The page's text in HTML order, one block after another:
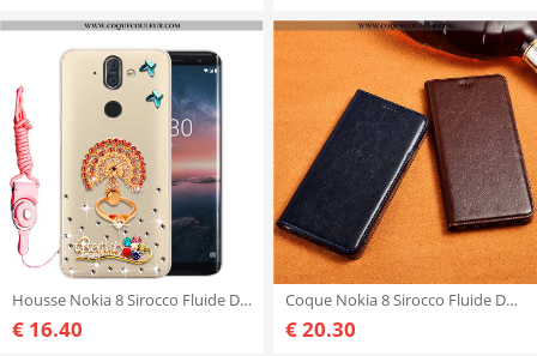
Housse Nokia 8 Sirocco Fluide Doux Étui Incassable, Nokia 8 Sirocco Protection Strass Doré
€ 16.40
Coque Nokia 8 Sirocco Fluide Doux Housse Haute, Nokia 8 Sirocco Silicone Cuir Véritable Noir
€ 20.30